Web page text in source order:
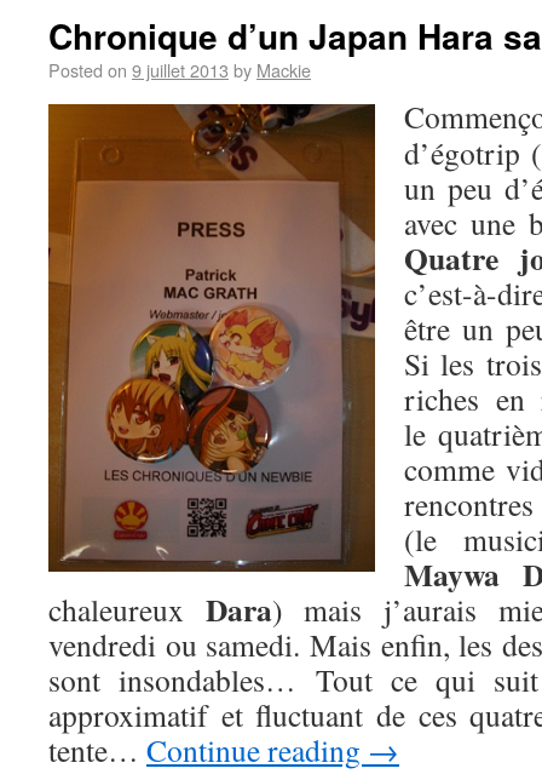
Chronique d’un Japan Hara
Posted on 9 juillet 2013 by Mackie
d’égotrip
un peu
avec une
Quatre
c’est-à-
être un
Si les
riches en
le
comme
(le
Maywa
chaleureux Dara) mais j’aurais
vendredi ou samedi. Mais enfin, les
sont insondables… Tout ce qui
approximatif et fluctuant de ces
tente… Continue reading →